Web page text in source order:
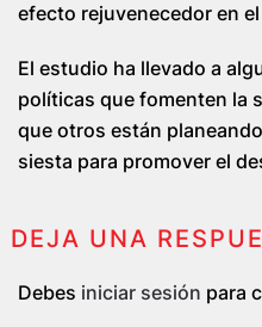
efecto rejuvenecedor en
El estudio ha llevado a
políticas que fomenten la
que otros están
siesta para promover el
DEJA UNA
Debes iniciar sesión para